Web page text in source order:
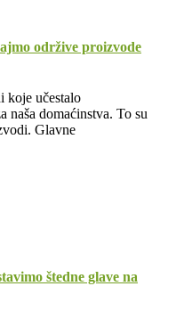
održive proizvode
koje učestalo
naša domaćinstva. To su
Glavne
štedne glave na